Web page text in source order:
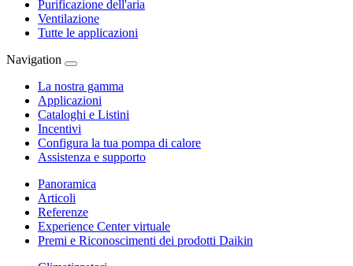
Purificazione dell'aria
Ventilazione
Tutte le applicazioni
Navigation
La nostra gamma
Applicazioni
Cataloghi e Listini
Incentivi
Configura la tua pompa di calore
Assistenza e supporto
Panoramica
Articoli
Referenze
Experience Center virtuale
Premi e Riconoscimenti dei prodotti Daikin